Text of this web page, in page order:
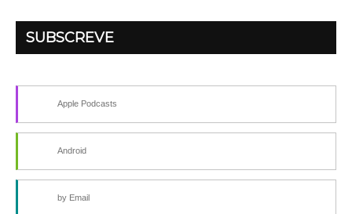
SUBSCREVE
Apple Podcasts
Android
by Email